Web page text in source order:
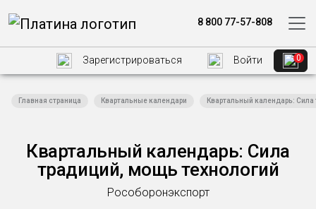
8 800 77-57-808
Зарегистрироваться Войти 0
Главная страница Квартальные календари Квартальный календарь:
Квартальный календарь: Сила
традиций, мощь технологий
Рособоронэкспорт